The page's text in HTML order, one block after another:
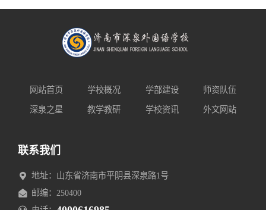
网站首页 学校概况 学部建设 师资队伍
深泉之星 教学教研 学校资讯 外文网站
联系我们
地址：山东省济南市平阴县深泉路1号
邮编：250400